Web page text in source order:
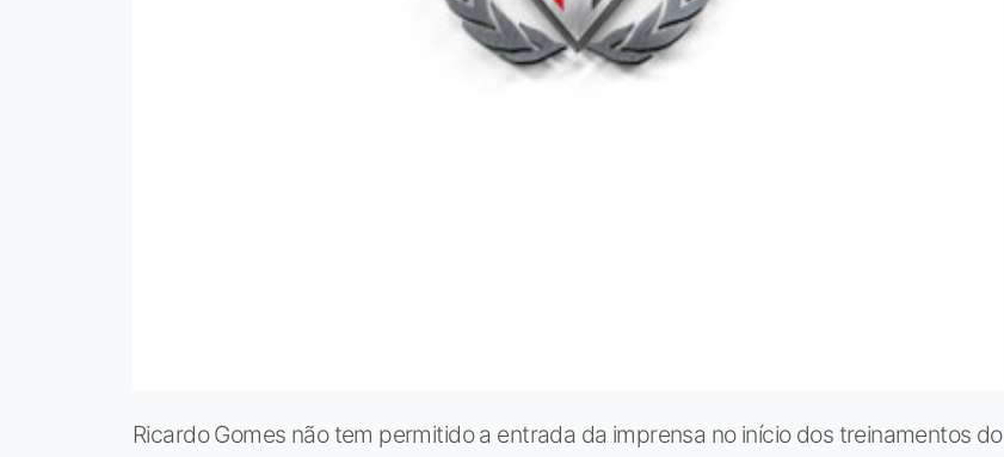
Ricardo Gomes não tem permitido a entrada da imprensa no início dos treinamentos do